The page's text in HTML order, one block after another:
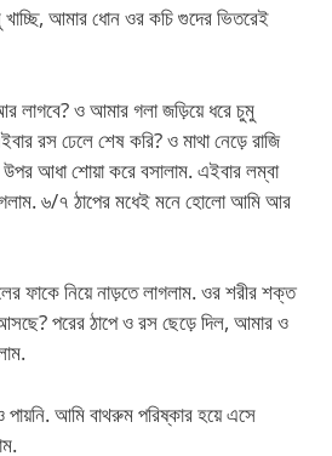
আমার ধোন ওর কচি গুদের ভিতরেই
লাগবে? ও আমার গলা জড়িয়ে ধরে চুমু
রস ঢেলে শেষ করি? ও মাথা নেড়ে রাজি
আধা শোয়া করে বসালাম. এইবার লম্বা
৬/৭ ঠাপের মধেই মনে হোলো আমি আর
ফাকে নিয়ে নাড়তে লাগলাম. ওর শরীর শক্ত
পরের ঠাপে ও রস ছেড়ে দিল, আমার ও
আমি বাথরুম পরিষ্কার হয়ে এসে